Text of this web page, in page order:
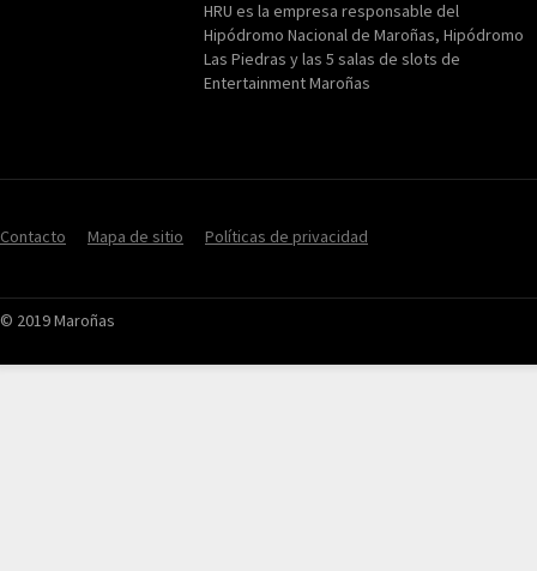
HRU es la empresa responsable del
Hipódromo Nacional de Maroñas, Hipódromo
Las Piedras y las 5 salas de slots de
Entertainment Maroñas
Contacto Mapa de sitio Políticas de privacidad
© 2019 Maroñas